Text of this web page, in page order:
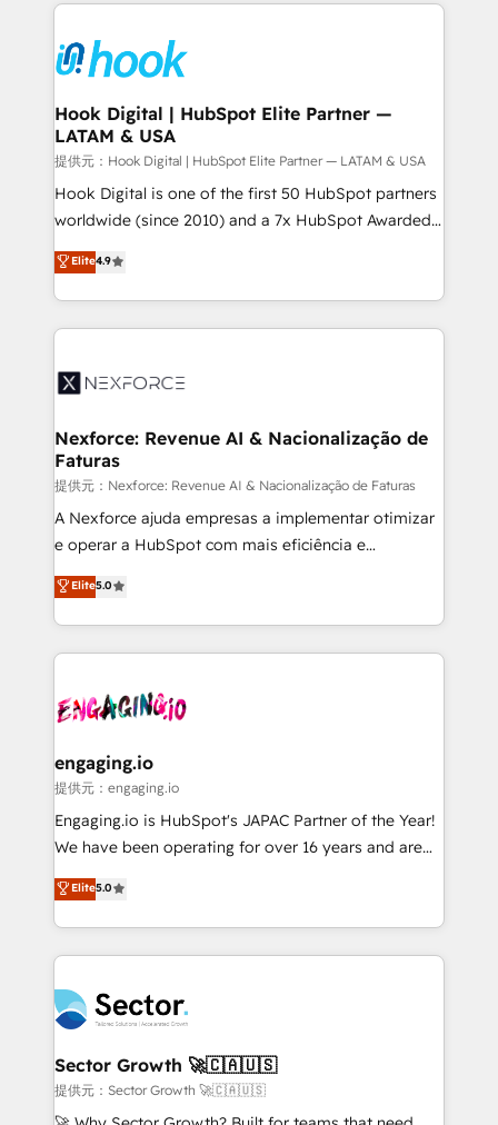
move beyond spreadsheets into unified systems
that drive real business results.
Onboarding - Data Migration & Integrations -
Technical Audit & Optimization Strategic Solutions: -
Revenue Operations - Inbound Marketing -
Outbound Marketing - HubSpot CMS Website
Design & Development We empower our clients to
reach their full potential by providing transparent,
relationship-driven support. With over 300 HubSpot
technical know-how and strategic guidance you
need to succeed.
Hook Digital | HubSpot Elite Partner —
LATAM & USA
提供元：Hook Digital | HubSpot Elite Partner — LATAM & USA
Hook Digital is one of the first 50 HubSpot partners
worldwide (since 2010) and a 7x HubSpot Awarded
Elite Partner. With 500+ projects across the U.S.,
Brazil, and LATAM, we combine global expertise with
regional experience. Today, we are Brazil’s largest
HubSpot Elite Partner—trusted by companies across
Implementation & Migration Onboarding across all
Station, Freshdesk, Intercom, and more. Custom
objects, automations, and integrations built for
growth. 🚀 AI-Driven GTM Orchestration Unify
HubSpot with LinkedIn, WhatsApp, email, paid
media, and AI voice to drive pipeline. 🤖 AI Custom
prospecting, follow-ups, service triage, and
knowledge retrieval—built in HubSpot. ⚡ Fast-Track
advanced optimization & adoption 📍 São Paulo, BR
• Des Moines, IA • New York, NY
Elite4.9
Nexforce: Revenue AI & Nacionalização de
Faturas
提供元：Nexforce: Revenue AI & Nacionalização de Faturas
A Nexforce ajuda empresas a implementar otimizar
e operar a HubSpot com mais eficiência e
previsibilidade de receita. Combinamos Revenue
Operations (RevOps) e Inteligência Artificial para
estruturar processos integrar sistemas organizar
dados e automatizar operações. O objetivo é
operacional de receita conectando equipes
Também somos distribuidores oficiais da HubSpot
e de mais de 150 softwares globais permitindo
contratar e pagar a HubSpot em reais com nota
fiscal no Brasil e gerar economia de até 50% na
Oferecemos ainda agentes de IA especializados em
HubSpot que automatizam tarefas executam rotinas
empresas em 13 países utilizam a Nexforce. Somos
a maior parceira da HubSpot na América Latina e
líder no ranking global de sucesso do cliente da
HubSpot.
Elite5.0
engaging.io
提供元：engaging.io
Engaging.io is HubSpot's JAPAC Partner of the Year!
We have been operating for over 16 years and are
one of HubSpot's most experienced and technically
capable Agency Partners globally. We specialise in
complex CRM migrations, implementations,
integrations, custom CMS portal development,
businesses. Our teams are based in North America
and APAC. We are HubSpot's top-ranked Advanced
Implementation Certified Partner and we contribute
to their advisory council. We strive to do 'good work
with good people' and have worked with incredible
Elite5.0
Sector Growth 🚀🇨🇦🇺🇸
提供元：Sector Growth 🚀🇨🇦🇺🇸